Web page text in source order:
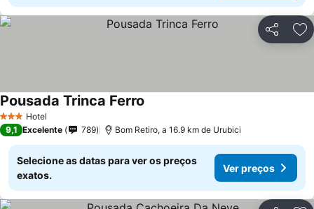
Partilhar
3 EstrelasHotel
Pousada Trinca Ferro
9,1 Excelente 789 Bom Retiro, a 16.9 km de Urubici
Selecione as datas para ver os preços
exatos.
Ver preços